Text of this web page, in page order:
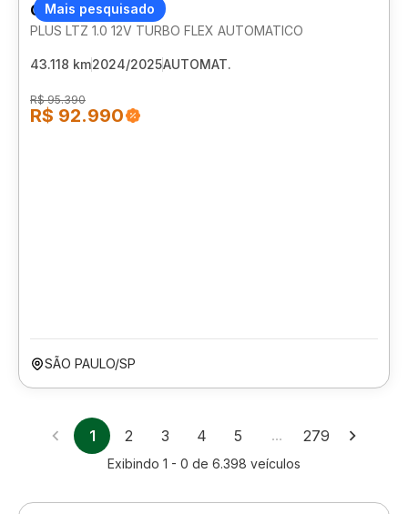
Mais pesquisado
CHEVROLET ONIX
PLUS LTZ 1.0 12V TURBO FLEX AUTOMATICO
43.118 km2024/2025AUTOMAT.
R$ 95.390
R$ 92.990
SÃO PAULO/SP
1 2 3 4 5 … 279
Exibindo 1 - 0 de 6.398 veículos